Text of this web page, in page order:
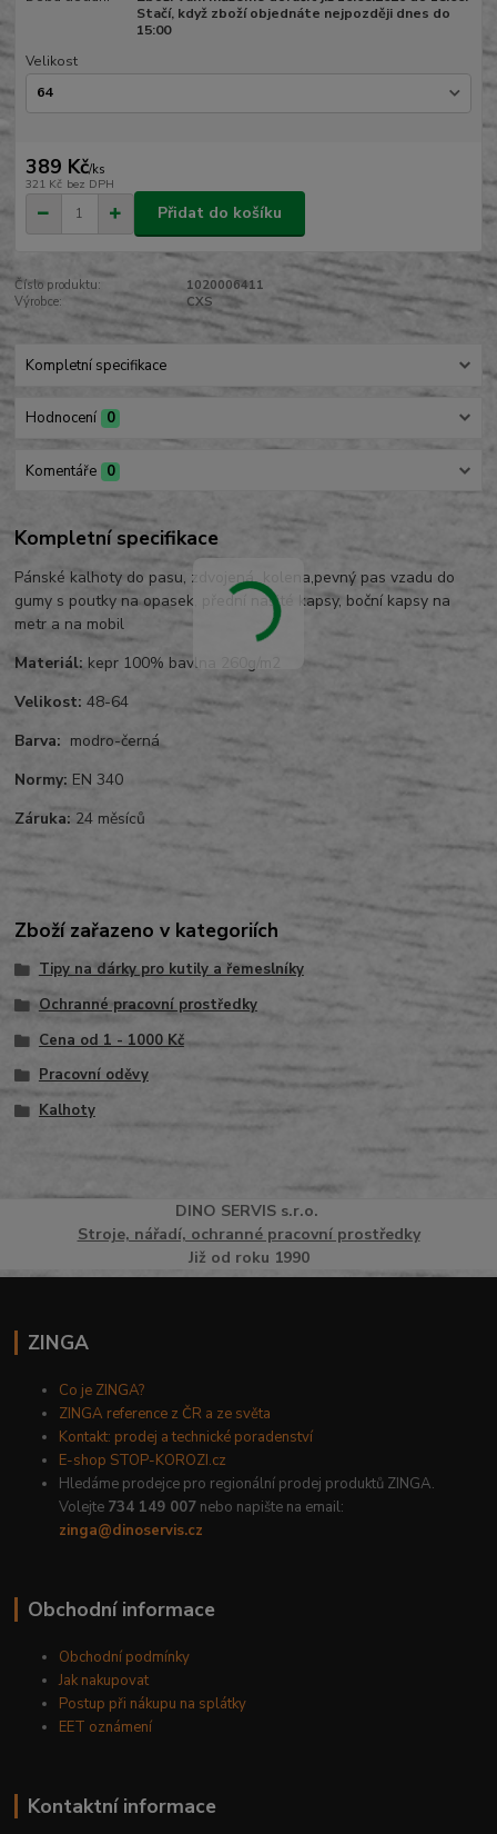
Stačí, když zboží objednáte nejpozději dnes do
15:00
Velikost
389 Kč/ks
321 Kč bez DPH
Přidat do košíku
Číslo produktu:
1020006411
Výrobce:
CXS
Kompletní specifikace
Hodnocení 0
Komentáře 0
Kompletní specifikace
Pánské kalhoty do pasu, zdvojená kolena,pevný pas vzadu do
gumy s poutky na opasek, přední našité kapsy, boční kapsy na
metr a na mobil
Materiál:kepr 100% bavlna 260g/m2
Velikost: 48-64
Barva: modro-černá
Normy: EN 340
Záruka: 24 měsíců
Zboží zařazeno v kategoriích
Tipy na dárky pro kutily a řemeslníky
Ochranné pracovní prostředky
Cena od 1 - 1000 Kč
Pracovní oděvy
Kalhoty
DINO SERVISs.r.o.
Stroje, nářadí, ochranné pracovní prostředky
Již od roku 1990
ZINGA
Co je ZINGA?
ZINGA reference z ČR a ze světa
Kontakt: prodej a technické poradenství
E-shop STOP-KOROZI.cz
Hledáme prodejce pro regionální prodej produktů ZINGA.
Volejte 734 149 007 nebo napište na email:
zinga@dinoservis.cz
Obchodní informace
Obchodní podmínky
Jak nakupovat
Postup při nákupu na splátky
EET oznámení
Kontaktní informace